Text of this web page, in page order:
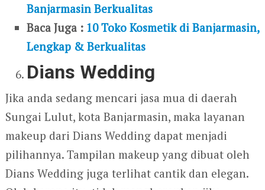
Banjarmasin Berkualitas
Baca Juga : 10 Toko Kosmetik di Banjarmasin,
Lengkap & Berkualitas
Dians Wedding
Jika anda sedang mencari jasa mua di daerah
Sungai Lulut, kota Banjarmasin, maka layanan
makeup dari Dians Wedding dapat menjadi
pilihannya. Tampilan makeup yang dibuat oleh
Dians Wedding juga terlihat cantik dan elegan.